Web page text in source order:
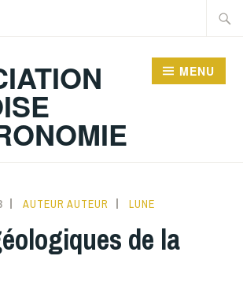
MENU
AUTEUR AUTEUR LUNE
de la